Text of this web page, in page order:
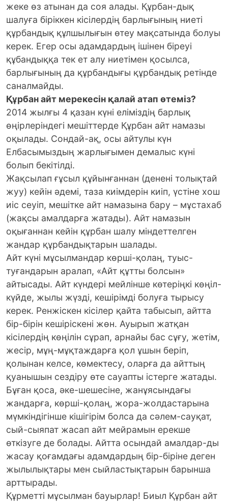
жеке өз атынан да соя алады. Құрбан-дық
шалуға біріккен кісілердің барлығының ниеті
құрбандық құлшылығын өтеу мақсатында болуы
керек. Егер осы адамдардың ішінен біреуі
құбандыққа тек ет алу ниетімен қосылса,
барлығының да құрбандығы құрбандық ретінде
саналмайды.
Құрбан айт мерекесін қалай атап өтеміз?
2014 жылғы 4 қазан күні еліміздің барлық
өңірлеріндегі мешіттерде Құрбан айт намазы
оқылады. Сондай-ақ, осы айтулы күн
Елбасымыздың жарлығымен демалыс күні
болып бекітілді.
Жақсылап ғұсыл құйынғаннан (денені толықтай
жуу) кейін әдемі, таза киімдерін киіп, үстіне хош
иіс сеуіп, мешітке айт намазына бару – мұстахаб
(жақсы амалдарға жатады). Айт намазын
оқығаннан кейін құрбан шалу міндеттелген
жандар құрбандықтарын шалады.
Айт күні мұсылмандар көрші-қолаң, туыс-
туғандарын аралап, «Айт құтты болсын»
айтысады. Айт күндері мейлінше көтеріңкі көңіл-
күйде, жылы жүзді, кешірімді болуға тырысу
керек. Ренжіскен кісілер қайта табысып, айтта
бір-бірін кешіріскені жөн. Ауырып жатқан
кісілердің көңілін сұрап, арнайы бас сұғу, жетім,
жесір, мұң-мұқтаждарға қол ұшын беріп,
қолынан келсе, көмектесу, оларға да айттың
қуанышын сездіру өте сауапты істерге жатады.
Бұған қоса, әке-шешесіне, жанұясындағы
жандарға, көрші-қолаң, жора-жолдастарына
мүмкіндігінше кішігірім болса да сәлем-сауқат,
сый-сыяпат жасап айт мейрамын ерекше
өткізуге де болады. Айтта осындай амалдар-ды
жасау қоғамдағы адамдардың бір-біріне деген
жылылықтары мен сыйластықтарын барынша
арттырады.
Құрметті мұсылман бауырлар! Биыл Құрбан айт